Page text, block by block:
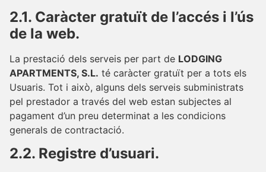
2.1. Caràcter gratuït de l’accés i l’ús
de la web.
La prestació dels serveis per part de LODGING
APARTMENTS, S.L. té caràcter gratuït per a tots els
Usuaris. Tot i això, alguns dels serveis subministrats
pel prestador a través del web estan subjectes al
pagament d’un preu determinat a les condicions
generals de contractació.
2.2. Registre d’usuari.